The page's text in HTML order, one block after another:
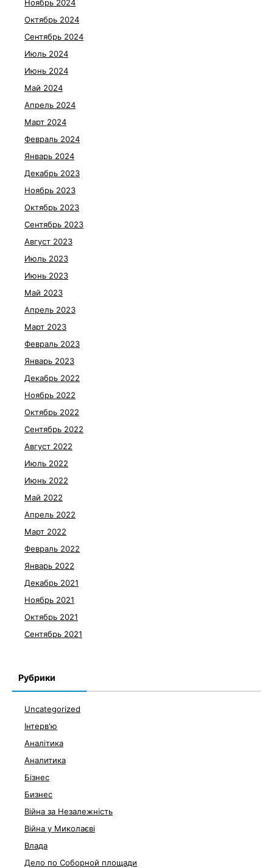
Ноябрь 2024
Октябрь 2024
Сентябрь 2024
Июль 2024
Июнь 2024
Май 2024
Апрель 2024
Март 2024
Февраль 2024
Январь 2024
Декабрь 2023
Ноябрь 2023
Октябрь 2023
Сентябрь 2023
Август 2023
Июль 2023
Июнь 2023
Май 2023
Апрель 2023
Март 2023
Февраль 2023
Январь 2023
Декабрь 2022
Ноябрь 2022
Октябрь 2022
Сентябрь 2022
Август 2022
Июль 2022
Июнь 2022
Май 2022
Апрель 2022
Март 2022
Февраль 2022
Январь 2022
Декабрь 2021
Ноябрь 2021
Октябрь 2021
Сентябрь 2021
Рубрики
Uncategorized
Інтерв'ю
Аналітика
Аналитика
Бізнес
Бизнес
Війна за Незалежність
Війна у Миколаєві
Влада
Дело по Соборной площади